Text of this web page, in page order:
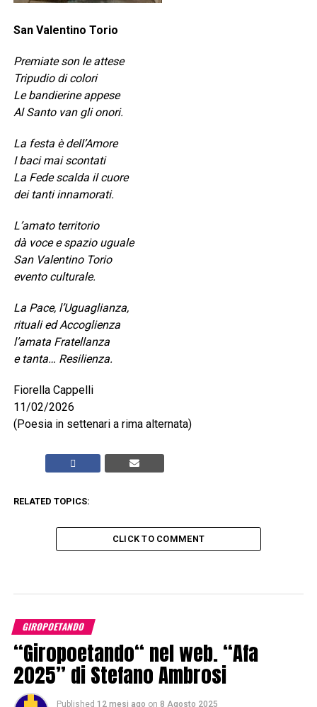
San Valentino Torio
Premiate son le attese
Tripudio di colori
Le bandierine appese
Al Santo van gli onori.
La festa è dell’Amore
I baci mai scontati
La Fede scalda il cuore
dei tanti innamorati.
L’amato territorio
dà voce e spazio uguale
San Valentino Torio
evento culturale.
La Pace, l’Uguaglianza,
rituali ed Accoglienza
l’amata Fratellanza
e tanta… Resilienza.
Fiorella Cappelli
11/02/2026
(Poesia in settenari a rima alternata)
RELATED TOPICS:
CLICK TO COMMENT
GIROPOETANDO
“Giropoetando“ nel web. “Afa
2025” di Stefano Ambrosi
Published 12 mesi ago on 8 Agosto 2025